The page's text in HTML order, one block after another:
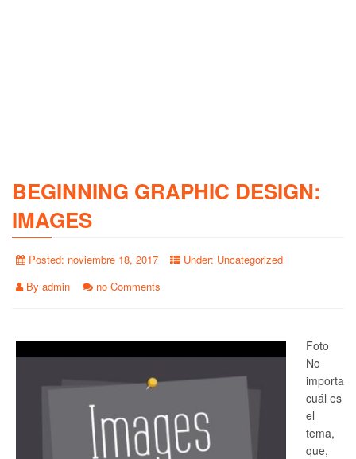
BEGINNING GRAPHIC DESIGN:
IMAGES
Posted: noviembre 18, 2017 Under: Uncategorized
By admin no Comments
Foto
No
importa
cuál es
el
tema,
que,